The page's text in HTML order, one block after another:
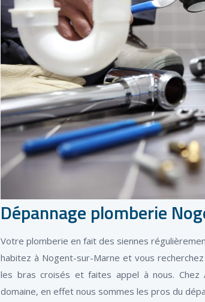
Dépannage plomberie
Votre plomberie en fait des siennes
habitez à Nogent-sur-Marne et vous
les bras croisés et faites appel à nous.
domaine, en effet nous sommes les pros du